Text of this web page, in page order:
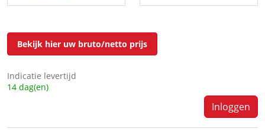
Bekijk hier uw bruto/netto prijs
Indicatie levertijd
14 dag(en)
Inloggen